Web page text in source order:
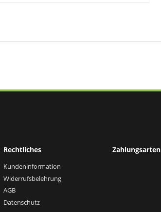
Rechtliches
Kundeninformation
Widerrufsbelehrung
AGB
Datenschutz
Zahlungsarten